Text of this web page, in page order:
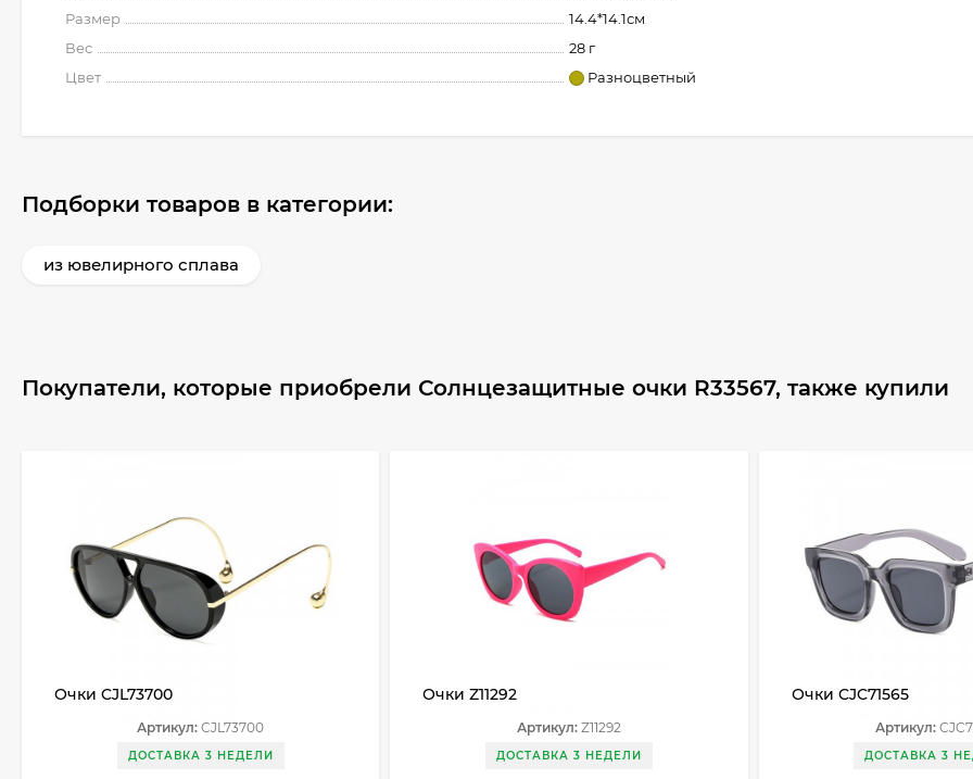
Размер
14.4*14.1см
Вес
28 г
Цвет
Разноцветный
Подборки товаров в категории:
из ювелирного сплава
Покупатели, которые приобрели Солнцезащитные очки R33567, также купили
Очки CJL73700
Артикул: CJL73700
ДОСТАВКА 3 НЕДЕЛИ
Очки Z11292
Артикул:Z11292
ДОСТАВКА 3 НЕДЕЛИ
Очки CJC71565
Артикул:
ДОСТАВКА 3